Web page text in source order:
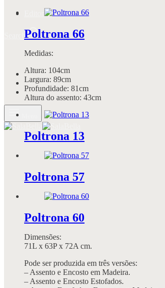
Editorial
SearchPoltrona 66
Medidas:
Altura: 104cm
Largura: 89cm
Profundidade: 81cm
Altura do assento: 43cm
Poltrona 13
Poltrona 57
Poltrona 60
Dimensões:
71L x 63P x 72A cm.
Pode ser produzida em três versões:
– Assento e Encosto em Madeira.
– Assento e Encosto Estofados.